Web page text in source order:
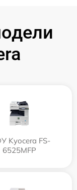
Kyocera FS-
6525MFP